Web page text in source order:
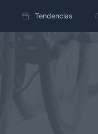
Tendencias